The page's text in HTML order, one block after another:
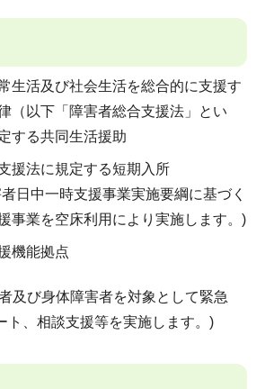
生活及び社会生活を総合的に支援す
（以下「障害者総合支援法」とい
する共同生活援助
援法に規定する短期入所
日中一時支援事業実施要綱に基づく
事業を空床利用により実施します。)
機能拠点
及び身体障害者を対象として緊急
ト、相談支援等を実施します。)